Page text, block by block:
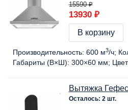
15590 ₽
13930 ₽
В корзину
Производительность: 600 м3/ч
Габариты (В×Ш): 300×60 мм
Вытяжка
Осталось: 2 шт.